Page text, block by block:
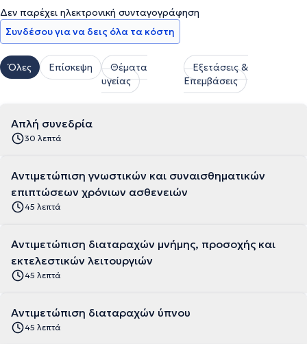
Δεν παρέχει ηλεκτρονική συνταγογράφηση
Συνδέσου για να δεις όλα τα κόστη
Όλες Επίσκεψη
Θέματα
υγείας
Εξετάσεις &
Επεμβάσεις
Απλή συνεδρία
30 λεπτά
Αντιμετώπιση γνωστικών και συναισθηματικών
επιπτώσεων χρόνιων ασθενειών
45 λεπτά
Αντιμετώπιση διαταραχών μνήμης, προσοχής και
εκτελεστικών λειτουργιών
45 λεπτά
Αντιμετώπιση διαταραχών ύπνου
45 λεπτά